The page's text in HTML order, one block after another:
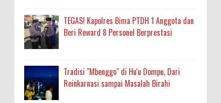
TEGAS! Kapolres Bima PTDH 1 Anggota dan
Beri Reward 8 Personel Berprestasi
Tradisi "Mbenggo" di Hu'u Dompu, Dari
Reinkarnasi sampai Masalah Birahi